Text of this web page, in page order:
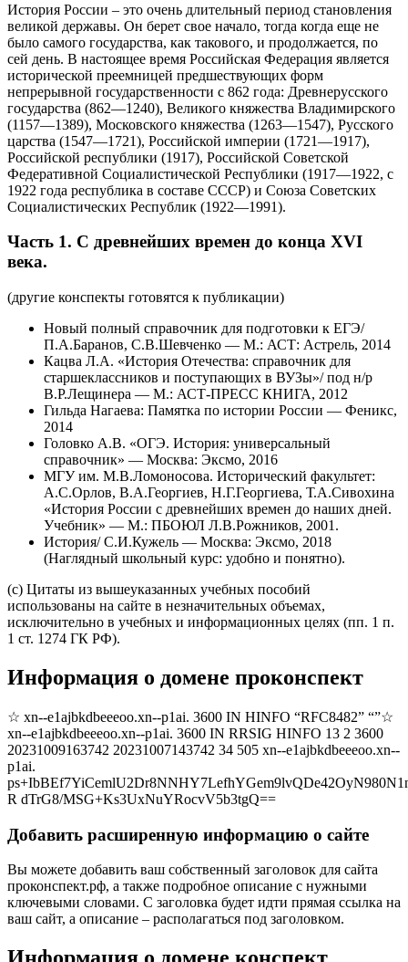
История России – это очень длительный период становления
великой державы. Он берет свое начало, тогда когда еще не
было самого государства, как такового, и продолжается, по
сей день. В настоящее время Российская Федерация является
исторической преемницей предшествующих форм
непрерывной государственности с 862 года: Древнерусского
государства (862—1240), Великого княжества Владимирского
(1157—1389), Московского княжества (1263—1547), Русского
царства (1547—1721), Российской империи (1721—1917),
Российской республики (1917), Российской Советской
Федеративной Социалистической Республики (1917—1922, с
1922 года республика в составе СССР) и Союза Советских
Социалистических Республик (1922—1991).
Часть 1. С древнейших времен до конца XVI
века.
(другие конспекты готовятся к публикации)
Новый полный справочник для подготовки к ЕГЭ/
П.А.Баранов, С.В.Шевченко — М.: АСТ: Астрель, 2014
Кацва Л.А. «История Отечества: справочник для
старшеклассников и поступающих в ВУЗы»/ под н/р
В.Р.Лещинера — М.: АСТ-ПРЕСС КНИГА, 2012
Гильда Нагаева: Памятка по истории России — Феникс,
2014
Головко А.В. «ОГЭ. История: универсальный
справочник» — Москва: Эксмо, 2016
МГУ им. М.В.Ломоносова. Исторический факультет:
А.С.Орлов, В.А.Георгиев, Н.Г.Георгиева, Т.А.Сивохина
«История России с древнейших времен до наших дней.
Учебник» — М.: ПБОЮЛ Л.В.Рожников, 2001.
История/ С.И.Кужель — Москва: Эксмо, 2018
(Наглядный школьный курс: удобно и понятно).
(с) Цитаты из вышеуказанных учебных пособий
использованы на сайте в незначительных объемах,
исключительно в учебных и информационных целях (пп. 1 п.
1 ст. 1274 ГК РФ).
Информация о домене проконспект
☆ xn--e1ajbkdbeeeoo.xn--p1ai. 3600 IN HINFO “RFC8482” “”☆
xn--e1ajbkdbeeeoo.xn--p1ai. 3600 IN RRSIG HINFO 13 2 3600
20231009163742 20231007143742 34 505 xn--e1ajbkdbeeeoo.xn--
p1ai.
R dTrG8/MSG+Ks3UxNuYRocvV5b3tgQ==
Добавить расширенную информацию о сайте
Вы можете добавить ваш собственный заголовок для сайта
проконспект.рф, а также подробное описание с нужными
ключевыми словами. С заголовка будет идти прямая ссылка на
ваш сайт, а описание – располагаться под заголовком.